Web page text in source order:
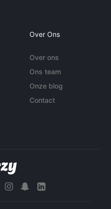
Over Ons
Over ons
Ons team
Onze blog
Contact